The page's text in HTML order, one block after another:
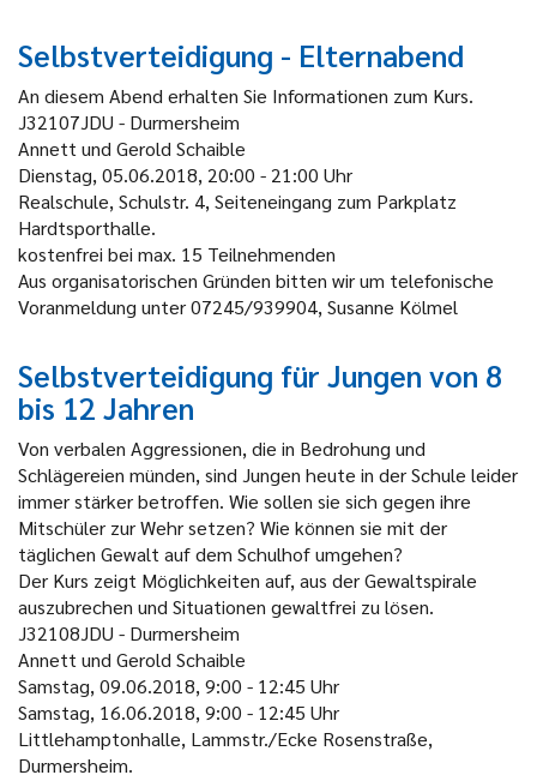
Selbstverteidigung - Elternabend
An diesem Abend erhalten Sie Informationen zum Kurs.
J32107JDU - Durmersheim
Annett und Gerold Schaible
Dienstag, 05.06.2018, 20:00 - 21:00 Uhr
Realschule, Schulstr. 4, Seiteneingang zum Parkplatz
Hardtsporthalle.
kostenfrei bei max. 15 Teilnehmenden
Aus organisatorischen Gründen bitten wir um telefonische
Voranmeldung unter 07245/939904, Susanne Kölmel
Selbstverteidigung für Jungen von 8
bis 12 Jahren
Von verbalen Aggressionen, die in Bedrohung und
Schlägereien münden, sind Jungen heute in der Schule leider
immer stärker betroffen. Wie sollen sie sich gegen ihre
Mitschüler zur Wehr setzen? Wie können sie mit der
täglichen Gewalt auf dem Schulhof umgehen?
Der Kurs zeigt Möglichkeiten auf, aus der Gewaltspirale
auszubrechen und Situationen gewaltfrei zu lösen.
J32108JDU - Durmersheim
Annett und Gerold Schaible
Samstag, 09.06.2018, 9:00 - 12:45 Uhr
Samstag, 16.06.2018, 9:00 - 12:45 Uhr
Littlehamptonhalle, Lammstr./Ecke Rosenstraße,
Durmersheim.